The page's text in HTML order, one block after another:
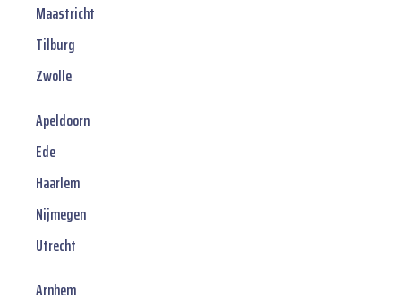
Maastricht
Tilburg
Zwolle
Apeldoorn
Ede
Haarlem
Nijmegen
Utrecht
Arnhem